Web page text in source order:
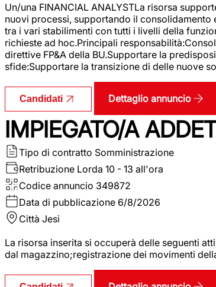
Un/una FINANCIAL ANALYSTLa risorsa
nuovi processi, supportando il consolidamento
tra i vari stabilimenti con tutti i livelli della
richieste ad hoc.Principali
direttive FP&A della BU.Supportare la
sfide:Supportare la transizione di delle nuove
Candidati Dettaglio annuncio
IMPIEGATO/A
Tipo di contratto Somministrazione
Retribuzione Lorda 10 - 13 all'ora
Codice annuncio 349872
Data di pubblicazione 6/8/2026
Città Jesi
La risorsa inserita si occuperà delle seguenti
dal magazzino;registrazione dei movimenti